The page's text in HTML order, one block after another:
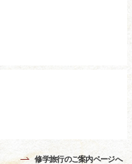
修学旅行のご案内ページへ